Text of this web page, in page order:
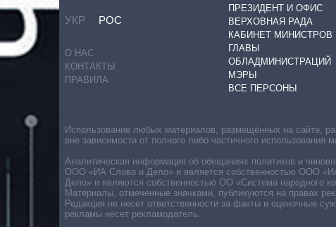
УКР РОС
О НАС
КОНТАКТЫ
ПРАВИЛА
ПРЕЗИДЕНТ И ОФИС
ВЕРХОВНАЯ РАДА
КАБИНЕТ МИНИСТРОВ
ГЛАВЫ
ОБЛАДМИНИСТРАЦИЙ
МЭРЫ
ВСЕ ПЕРСОНЫ
Использование любых материалов, размещённых на сайте,
вне зависимости от полного либо частичного использования
Аналитическая информация об обещаниях политиков и
ООО «ИА Слово и Дело» и является собственностью ООО
Дело» и являются собственностью ОО «Система народного
Материалы, отмеченные значками, публикуются на правах
Редакция не несет ответственности за факты и оценочные
рекламы несет рекламодатель.